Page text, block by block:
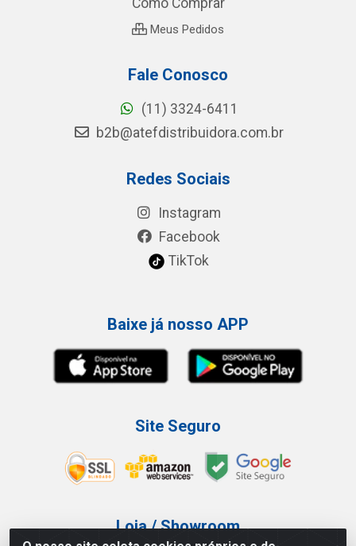
Meus Pedidos
Fale Conosco
(11) 3324-6411
b2b@atefdistribuidora.com.br
Redes Sociais
Instagram
Facebook
TikTok
Baixe já nosso APP
Site Seguro
Loja / Showroom